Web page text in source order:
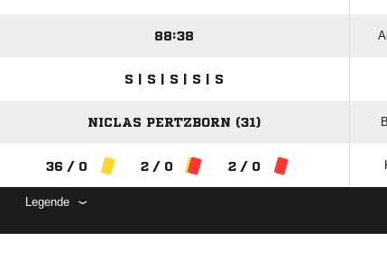
88:38
S | S | S | S | S
NICLAS PERTZBORN (31)
36 / 0 2 / 0 2 / 0
Legende